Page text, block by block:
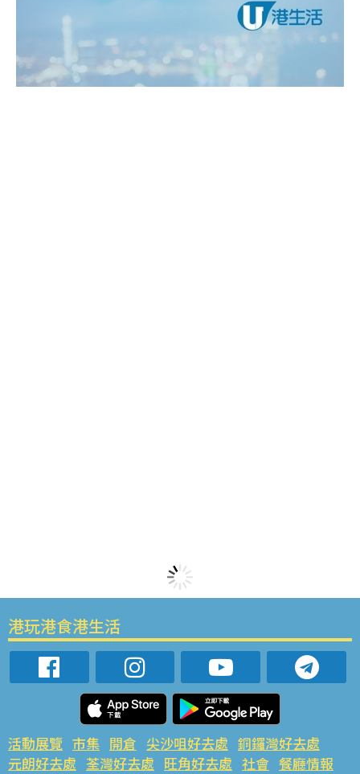
港玩港食港生活
活動展覽 市集 開倉 尖沙咀好去處 銅鑼灣好去處
元朗好去處 荃灣好去處 旺角好去處 社會 餐廳情報